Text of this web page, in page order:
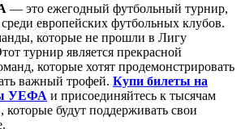
— это ежегодный футбольный турнир,
европейских футбольных клубов.
которые не прошли в Лигу
турнир является прекрасной
которые хотят продемонстрировать
важный трофей. Купи билеты на
УЕФА и присоединяйтесь к тысячам
будут поддерживать свои